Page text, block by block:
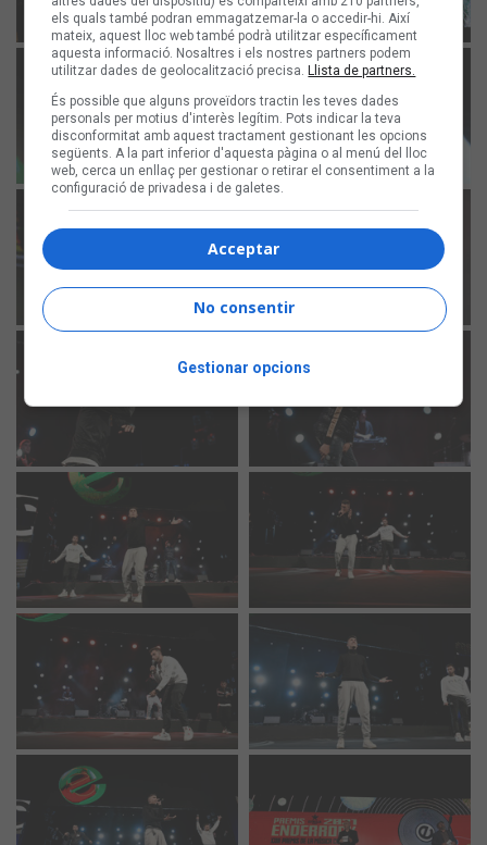
els quals també podran emmagatzemar-la o accedir-hi. Així
mateix, aquest lloc web també podrà utilitzar específicament
aquesta informació. Nosaltres i els nostres partners podem
utilitzar dades de geolocalització precisa. Llista de partners.
És possible que alguns proveïdors tractin les teves dades
personals per motius d'interès legítim. Pots indicar la teva
disconformitat amb aquest tractament gestionant les opcions
següents. A la part inferior d'aquesta pàgina o al menú del lloc
web, cerca un enllaç per gestionar o retirar el consentiment a la
configuració de privadesa i de galetes.
Acceptar
No consentir
Gestionar opcions